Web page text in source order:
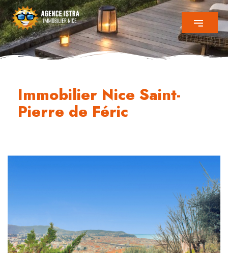
Immobilier Nice Saint-
Pierre de Féric